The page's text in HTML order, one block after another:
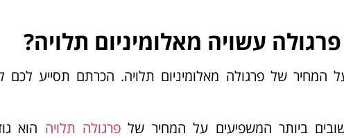
עשויה מאלומיניום תלויה?
המחיר של פרגולה מאלומיניום תלויה. הכרתם תסייע לכם
ביותר המשפיעים על המחיר של פרגולה תלויה הוא